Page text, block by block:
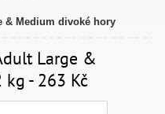
& Medium divoké hory
Large &
- 263 Kč